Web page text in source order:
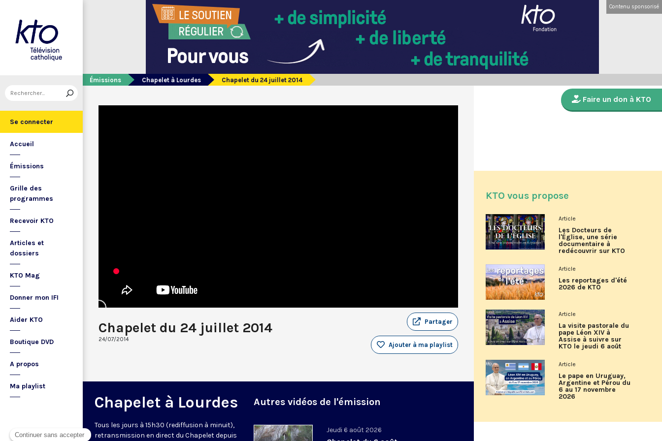
Se connecter
Accueil
Émissions
Grille des
programmes
Recevoir KTO
Articles et
dossiers
KTO Mag
Donner mon IFI
Aider KTO
Boutique DVD
A propos
Ma playlist
Contenu sponsorisé
Émissions Chapelet à Lourdes Chapelet du 24 juillet 2014
Chapelet du 24 juillet 2014
24/07/2014
Partager
Ajouter à ma playlist
Chapelet à Lourdes
Tous les jours à 15h30 (rediffusion à minuit),
retransmission en direct du Chapelet depuis
Autres vidéos de l'émission
Jeudi 6 août 2026
Faire un don à KTO
KTO vous propose
Article
Les Docteurs de
l'Église, une série
documentaire à
redécouvrir sur KTO
Article
Les reportages d'été
2026 de KTO
Article
La visite pastorale du
pape Léon XIV à
Assise à suivre sur
KTO le jeudi 6 août
Article
Le pape en Uruguay,
Argentine et Pérou du
6 au 17 novembre
2026